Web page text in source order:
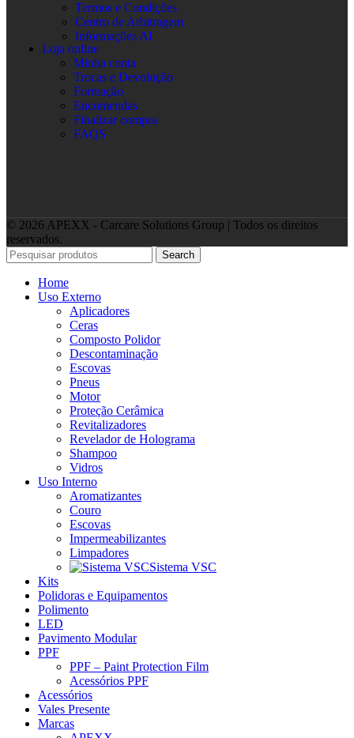
Termos e Condições
Centro de Arbitragem
Informações AI
Loja online
Minha conta
Trocas e Devolução
Formação
Encomendas
Finalizar compra
FAQS
© 2026 APEXX - Carcare Solutions Group | Todos os direitos
reservados.
Search
Home
Uso Externo
Aplicadores
Ceras
Composto Polidor
Descontaminação
Escovas
Pneus
Motor
Proteção Cerâmica
Revitalizadores
Revelador de Holograma
Shampoo
Vidros
Uso Interno
Aromatizantes
Couro
Escovas
Impermeabilizantes
Limpadores
Sistema VSC
Kits
Polidoras e Equipamentos
Polimento
LED
Pavimento Modular
PPF
PPF – Paint Protection Film
Acessórios PPF
Acessórios
Vales Presente
Marcas